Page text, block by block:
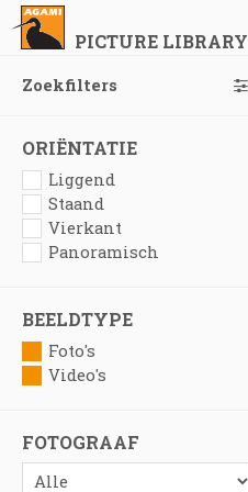
PICTURE LIBRARY
Zoekfilters
ORIËNTATIE
Liggend
Staand
Vierkant
Panoramisch
BEELDTYPE
Foto's
Video's
FOTOGRAAF